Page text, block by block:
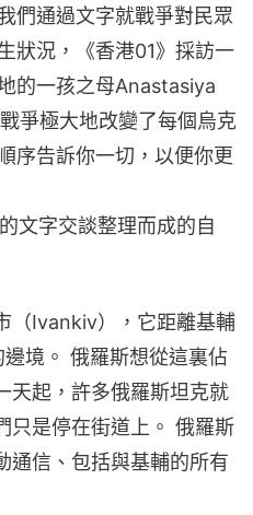
們通過文字就戰爭對民眾
狀況，《香港01》採訪一
的一孩之母Anastasiya
爭極大地改變了每個烏克
序告訴你一切，以便你更
文字交談整理而成的自
（Ivankiv），它距離基輔
境。 俄羅斯想從這裏佔
天起，許多俄羅斯坦克就
只是停在街道上。 俄羅斯
通信、包括與基輔的所有